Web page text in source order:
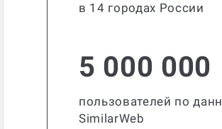
в 14 городах России
5 000 000
пользователей по
SimilarWeb